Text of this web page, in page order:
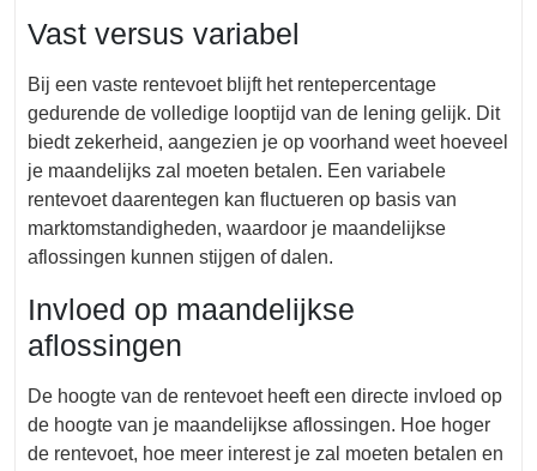
Vast versus variabel
Bij een vaste rentevoet blijft het rentepercentage
gedurende de volledige looptijd van de lening gelijk. Dit
biedt zekerheid, aangezien je op voorhand weet hoeveel
je maandelijks zal moeten betalen. Een variabele
rentevoet daarentegen kan fluctueren op basis van
marktomstandigheden, waardoor je maandelijkse
aflossingen kunnen stijgen of dalen.
Invloed op maandelijkse
aflossingen
De hoogte van de rentevoet heeft een directe invloed op
de hoogte van je maandelijkse aflossingen. Hoe hoger
de rentevoet, hoe meer interest je zal moeten betalen en